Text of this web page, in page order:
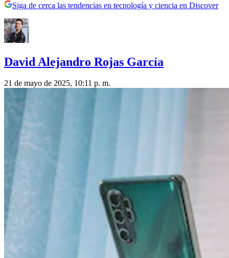
Siga de cerca las tendencias en tecnología y ciencia en Discover
David Alejandro Rojas García
21 de mayo de 2025, 10:11 p. m.